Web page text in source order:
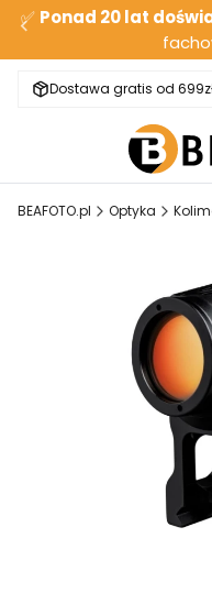
✅ Ponad 20 lat
Dostawa gratis od
BEAFOTO.pl Optyka